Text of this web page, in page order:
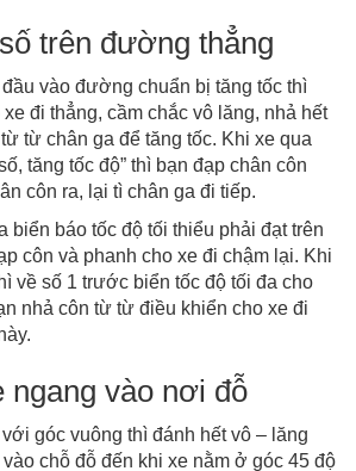
trên đường thẳng
vào đường chuẩn bị tăng tốc thì
đi thẳng, cầm chắc vô lăng, nhả hết
từ chân ga để tăng tốc. Khi xe qua
tăng tốc độ” thì bạn đạp chân côn
côn ra, lại tì chân ga đi tiếp.
biển báo tốc độ tối thiểu phải đạt trên
côn và phanh cho xe đi chậm lại. Khi
về số 1 trước biển tốc độ tối đa cho
nhả côn từ từ điều khiển cho xe đi
ngang vào nơi đỗ
góc vuông thì đánh hết vô – lăng
chỗ đỗ đến khi xe nằm ở góc 45 độ